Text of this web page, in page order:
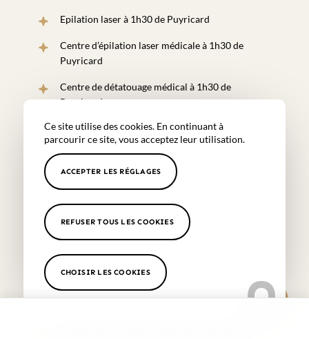
Epilation laser à 1h30 de Puyricard
Centre d’épilation laser médicale à 1h30 de
Puyricard
Centre de détatouage médical à 1h30 de
Puyricard
Laser détatouage médical à 1h30 de Puyricard
Microblading médical à 1h30 de Puyricard
Dermopigmentation et maquillage semi-
Soin médecine esthétique pour jeune maman à
1h30 de Puyricard
Traitement aux ultrasons à 1h30 de Puyricard
Soin Hydrafacial réalisé par un médecin à 1h30 de
Ce site utilise des cookies. En continuant à
parcourir ce site, vous acceptez leur utilisation.
ACCEPTER LES RÉGLAGES
REFUSER TOUS LES COOKIES
CHOISIR LES COOKIES